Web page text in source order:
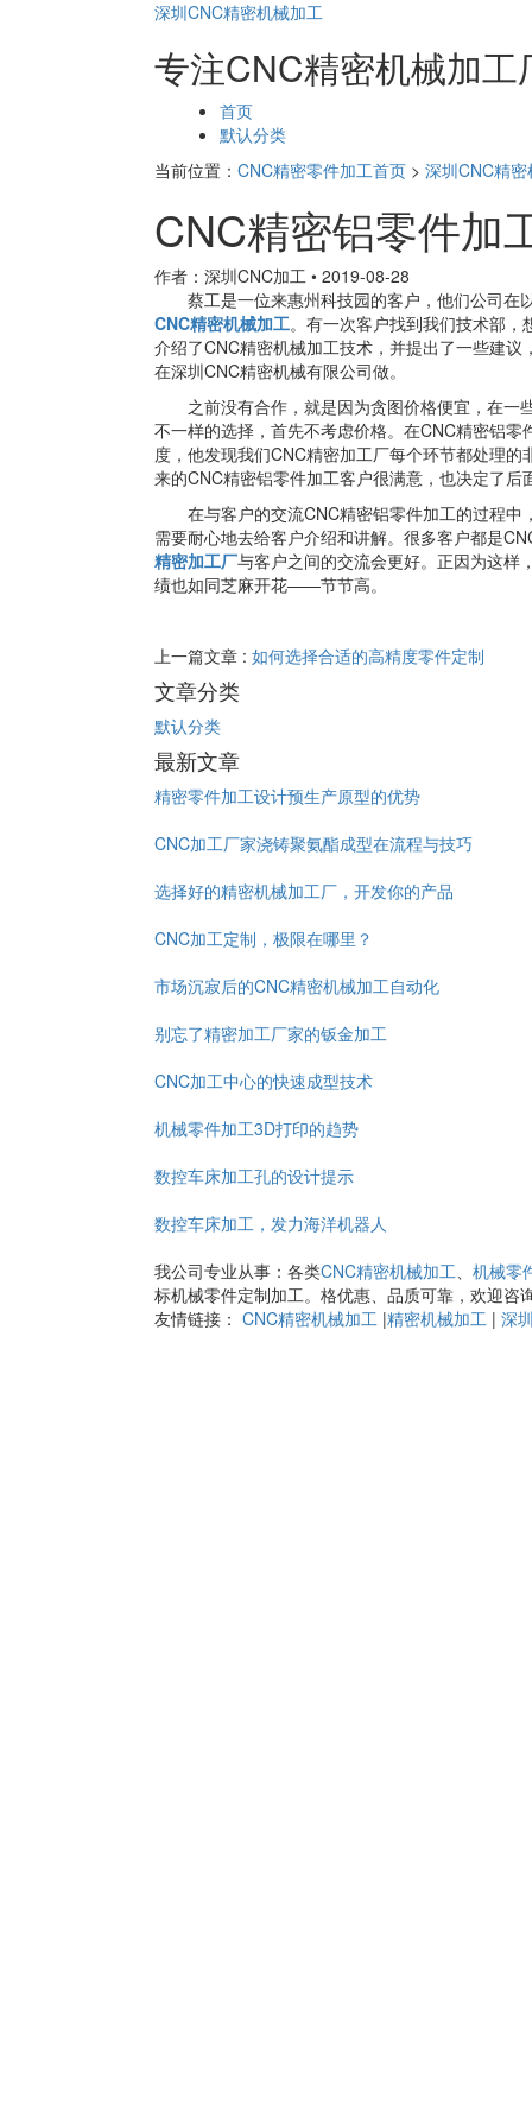
深圳CNC精密机械加工
专注CNC精密机械加工
导
航
首页
默认分类
当前位置： CNC精密零件加工首页 > 深圳CNC精
CNC精密铝零件
作者：深圳CNC加工 • 2019-08-28
蔡工是一位来惠州科技园的客户，他们公司在
CNC精密机械加工。有一次客户找到我们技术部
介绍了CNC精密机械加工技术，并提出了一些建
在深圳CNC精密机械有限公司做。
之前没有合作，就是因为贪图价格便宜，在一
不一样的选择，首先不考虑价格。在CNC精密铝
度，他发现我们CNC精密加工厂每个环节都处理
来的CNC精密铝零件加工客户很满意，也决定了
在与客户的交流CNC精密铝零件加工的过程中
需要耐心地去给客户介绍和讲解。很多客户都是
精密加工厂与客户之间的交流会更好。正因为这样
绩也如同芝麻开花——节节高。
上一篇文章 : 如何选择合适的高精度零件定制
文章分类
默认分类
最新文章
精密零件加工设计预生产原型的优势
CNC加工厂家浇铸聚氨酯成型在流程与技巧
选择好的精密机械加工厂，开发你的产品
CNC加工定制，极限在哪里？
市场沉寂后的CNC精密机械加工自动化
别忘了精密加工厂家的钣金加工
CNC加工中心的快速成型技术
机械零件加工3D打印的趋势
数控车床加工孔的设计提示
数控车床加工，发力海洋机器人
我公司专业从事：各类CNC精密机械加工、 机械零
标机械零件定制加工。格优惠、品质可靠，欢迎咨
友情链接： CNC精密机械加工 |精密机械加工 | 深